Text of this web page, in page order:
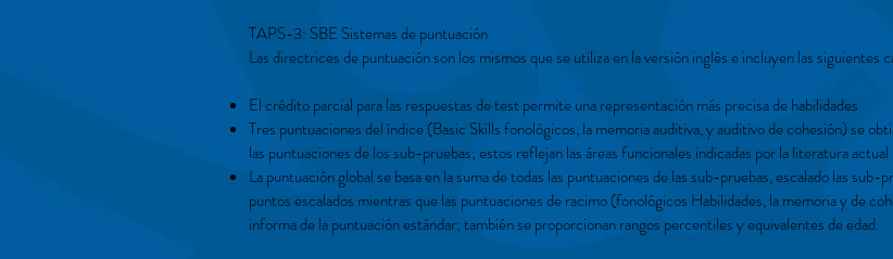
TAPS-3: SBE Sistemas de puntuación
Las directrices de puntuación son los mismos que se utiliza en la versión inglés e incluyen las siguientes
El crédito parcial para las respuestas de test permite una representación más precisa de habilidades
Tres puntuaciones del índice (Basic Skills fonológicos, la memoria auditiva, y auditivo de cohesión) se
las puntuaciones de los sub-pruebas; estos reflejan las áreas funcionales indicadas por la literatura actual
La puntuación global se basa en la suma de todas las puntuaciones de las sub-pruebas, escalado las
puntos escalados mientras que las puntuaciones de racimo (fonológicos Habilidades, la memoria y de
informa de la puntuación estándar; también se proporcionan rangos percentiles y equivalentes de edad.